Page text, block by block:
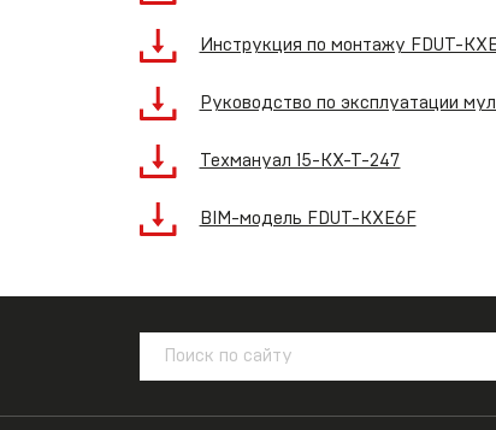
Инструкция по монтажу FDUT-
Руководство по эксплуатации
Техмануал 15-KX-T-247
BIM-модель FDUT-KXE6F